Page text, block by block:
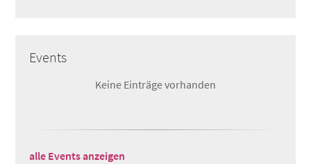
Events
Keine Einträge vorhanden
alle Events anzeigen